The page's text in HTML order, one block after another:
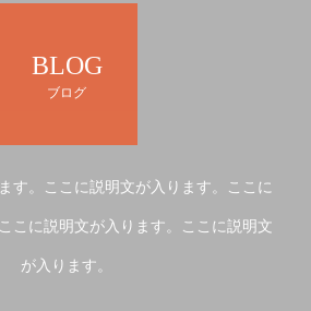
BLOG
ブログ
す。ここに説明文が入ります。ここに
こに説明文が入ります。ここに説明文
が入ります。